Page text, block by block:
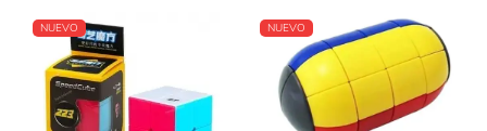
NUEVO NUEVO